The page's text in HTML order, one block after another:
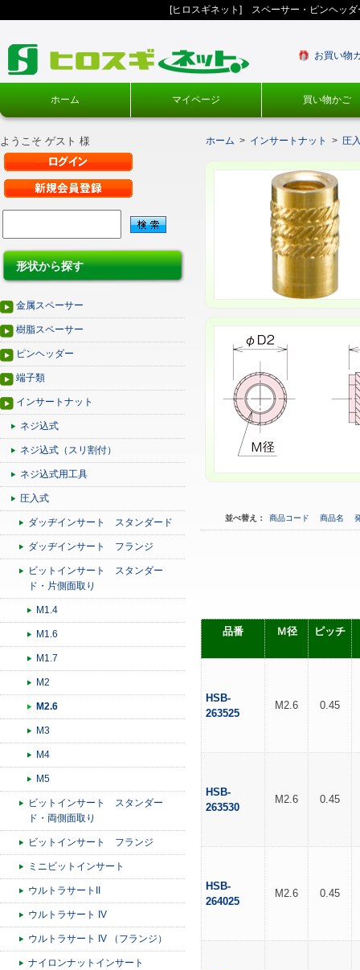
[ヒロスギネット] スペーサー・ピンヘッ
お買い物
ホーム マイページ 買い物かご
ようこそ ゲスト 様
形状から探す
金属スペーサー
樹脂スペーサー
ピンヘッダー
端子類
インサートナット
ネジ込式
ネジ込式（スリ割付）
ネジ込式用工具
圧入式
ダッヂインサート スタンダード
ダッヂインサート フランジ
ビットインサート スタンダー
ド・片側面取り
M1.4
M1.6
M1.7
M2
M2.6
M3
M4
M5
ビットインサート スタンダー
ド・両側面取り
ビットインサート フランジ
ミニビットインサート
ウルトラサートII
ウルトラサート IV
ウルトラサート IV （フランジ）
ナイロンナットインサート
ホーム > インサートナット > 圧
並べ替え： 商品コード 商品名
品番 Ｍ径 ピッチ
HSB-
263525
M2.6 0.45
HSB-
263530
M2.6 0.45
HSB-
264025
M2.6 0.45